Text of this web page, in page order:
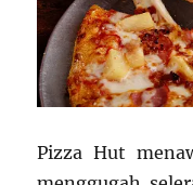
Pizza Hut